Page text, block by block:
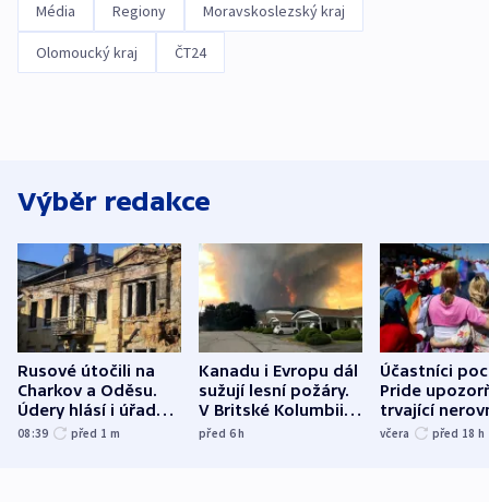
Média Regiony Moravskoslezský kraj
Olomoucký kraj ČT24
Výběr redakce
Rusové útočili na
Charkov a Oděsu.
Údery hlásí i úřady v
Bělgorodu
08:39 před 1 m
Kanadu i Evropu dál
sužují lesní požáry.
V Britské Kolumbii
evakuovali tisíce lidí
před 6h
Účastníci
Pride
trvající
včera před 18 h